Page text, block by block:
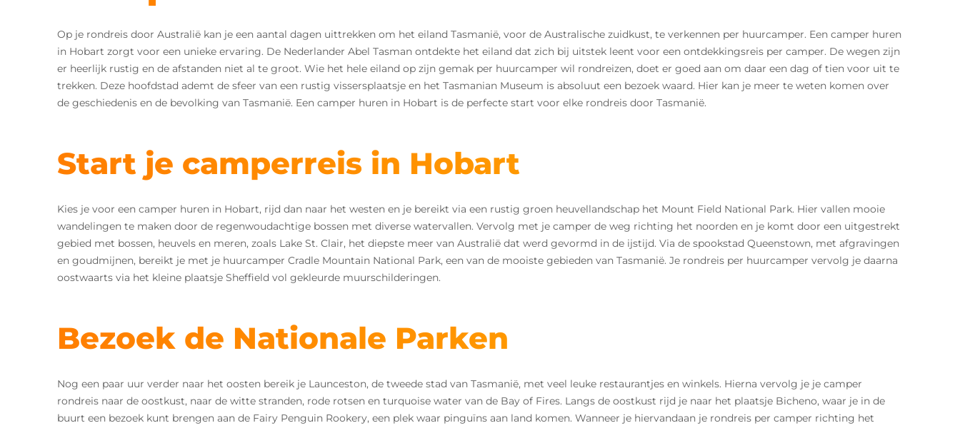
Op je rondreis door Australië kan je een aantal dagen uittrekken om het eiland Tasmanië, voor de Australische zuidkust, te verkennen per huurcamper. Een camper huren
in Hobart zorgt voor een unieke ervaring. De Nederlander Abel Tasman ontdekte het eiland dat zich bij uitstek leent voor een ontdekkingsreis per camper. De wegen zijn
er heerlijk rustig en de afstanden niet al te groot. Wie het hele eiland op zijn gemak per huurcamper wil rondreizen, doet er goed aan om daar een dag of tien voor uit te
trekken. Deze hoofdstad ademt de sfeer van een rustig vissersplaatsje en het Tasmanian Museum is absoluut een bezoek waard. Hier kan je meer te weten komen over
de geschiedenis en de bevolking van Tasmanië. Een camper huren in Hobart is de perfecte start voor elke rondreis door Tasmanië.
Start je camperreis in Hobart
Kies je voor een camper huren in Hobart, rijd dan naar het westen en je bereikt via een rustig groen heuvellandschap het Mount Field National Park. Hier vallen mooie
wandelingen te maken door de regenwoudachtige bossen met diverse watervallen. Vervolg met je camper de weg richting het noorden en je komt door een uitgestrekt
gebied met bossen, heuvels en meren, zoals Lake St. Clair, het diepste meer van Australië dat werd gevormd in de ijstijd. Via de spookstad Queenstown, met afgravingen
en goudmijnen, bereikt je met je huurcamper Cradle Mountain National Park, een van de mooiste gebieden van Tasmanië. Je rondreis per huurcamper vervolg je daarna
oostwaarts via het kleine plaatsje Sheffield vol gekleurde muurschilderingen.
Bezoek de Nationale Parken
Nog een paar uur verder naar het oosten bereik je Launceston, de tweede stad van Tasmanië, met veel leuke restaurantjes en winkels. Hierna vervolg je je camper
rondreis naar de oostkust, naar de witte stranden, rode rotsen en turquoise water van de Bay of Fires. Langs de oostkust rijd je naar het plaatsje Bicheno, waar je in de
buurt een bezoek kunt brengen aan de Fairy Penguin Rookery, een plek waar pinguïns aan land komen. Wanneer je hiervandaan je rondreis per camper richting het